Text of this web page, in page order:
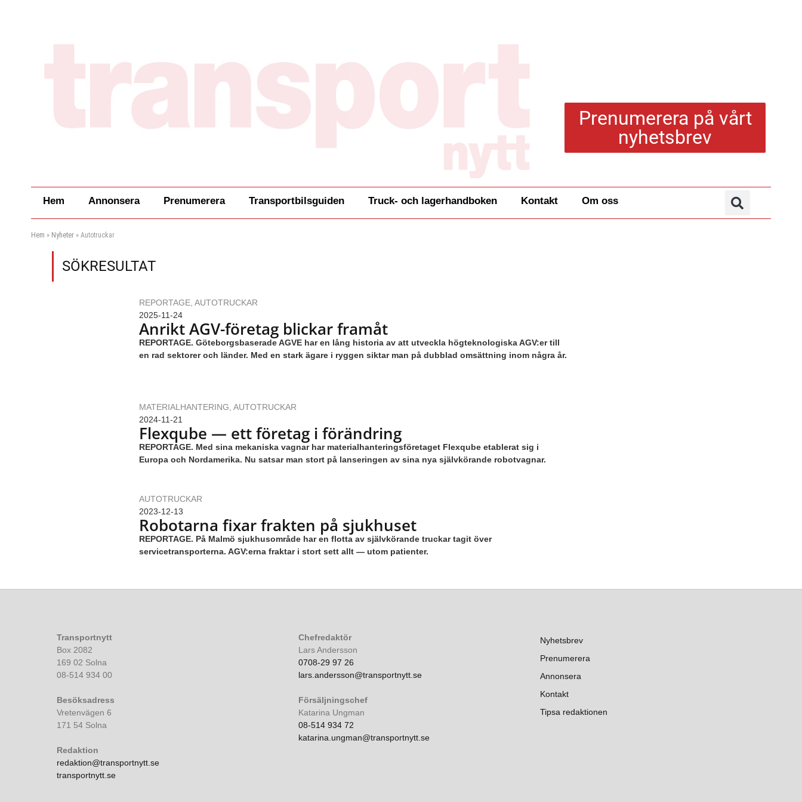
Prenumerera på vårt
nyhetsbrev
Hem Annonsera Prenumerera Transportbilsguiden Truck- och lagerhandboken Kontakt Om oss
Hem » Nyheter » Autotruckar
SÖKRESULTAT
REPORTAGE,AUTOTRUCKAR
2025-11-24
Anrikt AGV-företag blickar framåt
REPORTAGE. Göteborgsbaserade AGVE har en lång historia av att utveckla högteknologiska AGV:er till
en rad sektorer och länder. Med en stark ägare i ryggen siktar man på dubblad omsättning inom några år.
MATERIALHANTERING,AUTOTRUCKAR
2024-11-21
Flexqube — ett företag i förändring
REPORTAGE. Med sina mekaniska vagnar har materialhanteringsföretaget Flexqube etablerat sig i
Europa och Nordamerika. Nu satsar man stort på lanseringen av sina nya självkörande robotvagnar.
AUTOTRUCKAR
2023-12-13
Robotarna fixar frakten på sjukhuset
REPORTAGE. På Malmö sjukhusområde har en flotta av självkörande truckar tagit över
servicetransporterna. AGV:erna fraktar i stort sett allt — utom patienter.
Transportnytt
Box 2082
169 02 Solna
08-514 934 00
Besöksadress
Vretenvägen 6
171 54 Solna
Redaktion
redaktion@transportnytt.se
transportnytt.se
Chefredaktör
Lars Andersson
0708-29 97 26
lars.andersson@transportnytt.se
Försäljningschef
Katarina Ungman
08-514 934 72
katarina.ungman@transportnytt.se
Nyhetsbrev
Prenumerera
Annonsera
Kontakt
Tipsa redaktionen